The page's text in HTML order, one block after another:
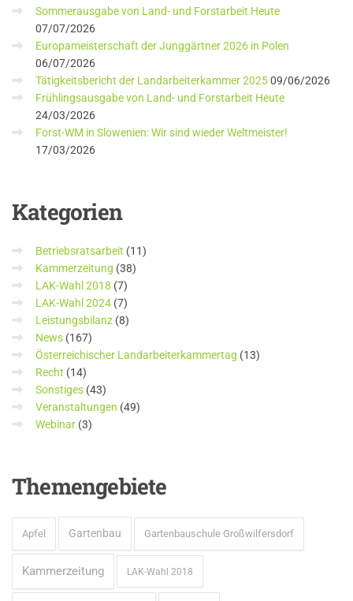
Sommerausgabe von Land- und Forstarbeit Heute
07/07/2026
Europameisterschaft der Junggärtner 2026 in Polen
06/07/2026
Tätigkeitsbericht der Landarbeiterkammer 202509/06/2026
Frühlingsausgabe von Land- und Forstarbeit Heute
24/03/2026
Forst-WM in Slowenien: Wir sind wieder Weltmeister!
17/03/2026
Kategorien
Betriebsratsarbeit (11)
Kammerzeitung (38)
LAK-Wahl 2018 (7)
LAK-Wahl 2024 (7)
Leistungsbilanz (8)
News (167)
Österreichischer Landarbeiterkammertag (13)
Recht (14)
Sonstiges (43)
Veranstaltungen (49)
Webinar (3)
Themengebiete
Apfel Gartenbau Gartenbauschule Großwilfersdorf
Kammerzeitung LAK-Wahl 2018